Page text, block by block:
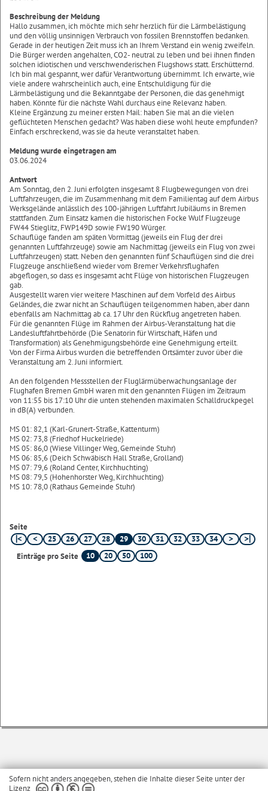
Beschreibung der Meldung
Hallo zusammen, ich möchte mich sehr herzlich für die Lärmbelästigung
und den völlig unsinnigen Verbrauch von fossilen Brennstoffen bedanken.
Gerade in der heutigen Zeit muss ich an Ihrem Verstand ein wenig zweifeln.
Die Bürger werden angehalten, CO2- neutral zu leben und bei ihnen finden
solchen idiotischen und verschwenderischen Flugshows statt. Erschütternd.
Ich bin mal gespannt, wer dafür Verantwortung übernimmt. Ich erwarte, wie
viele andere wahrscheinlich auch, eine Entschuldigung für die
Lärmbelästigung und die Bekanntgabe der Personen, die das genehmigt
haben. Könnte für die nächste Wahl durchaus eine Relevanz haben.
Kleine Ergänzung zu meiner ersten Mail: haben Sie mal an die vielen
geflüchteten Menschen gedacht? Was haben diese wohl heute empfunden?
Einfach erschreckend, was sie da heute veranstaltet haben.
Meldung wurde eingetragen am
03.06.2024
Antwort
Am Sonntag, den 2. Juni erfolgten insgesamt 8 Flugbewegungen von drei
Luftfahrzeugen, die im Zusammenhang mit dem Familientag auf dem Airbus
Werksgelände anlässlich des 100-jährigen Luftfahrt Jubiläums in Bremen
stattfanden. Zum Einsatz kamen die historischen Focke Wulf Flugzeuge
FW44 Stieglitz, FWP149D sowie FW190 Würger.
Schauflüge fanden am späten Vormittag (jeweils ein Flug der drei
genannten Luftfahrzeuge) sowie am Nachmittag (jeweils ein Flug von zwei
Luftfahrzeugen) statt. Neben den genannten fünf Schauflügen sind die drei
Flugzeuge anschließend wieder vom Bremer Verkehrsflughafen
abgeflogen, so dass es insgesamt acht Flüge von historischen Flugzeugen
gab.
Ausgestellt waren vier weitere Maschinen auf dem Vorfeld des Airbus
Geländes, die zwar nicht an Schauflügen teilgenommen haben, aber dann
ebenfalls am Nachmittag ab ca. 17 Uhr den Rückflug angetreten haben.
Für die genannten Flüge im Rahmen der Airbus-Veranstaltung hat die
Landesluftfahrtbehörde (Die Senatorin für Wirtschaft, Häfen und
Transformation) als Genehmigungsbehörde eine Genehmigung erteilt.
Von der Firma Airbus wurden die betreffenden Ortsämter zuvor über die
Veranstaltung am 2. Juni informiert.
An den folgenden Messstellen der Fluglärmüberwachungsanlage der
Flughafen Bremen GmbH waren mit den genannten Flügen im Zeitraum
von 11:55 bis 17:10 Uhr die unten stehenden maximalen Schalldruckpegel
in dB(A) verbunden.
MS 01: 82,1 (Karl-Grunert-Straße, Kattenturm)
MS 02: 73,8 (Friedhof Huckelriede)
MS 05: 86,0 (Wiese Villinger Weg, Gemeinde Stuhr)
MS 06: 85,6 (Deich Schwäbisch Hall Straße, Grolland)
MS 07: 79,6 (Roland Center, Kirchhuchting)
MS 08: 79,5 (Hohenhorster Weg, Kirchhuchting)
MS 10: 78,0 (Rathaus Gemeinde Stuhr)
Seite
25
26 27 28 29 30 31 32 33
34
Einträge pro Seite
10 20 50 100
Sofern nicht anders angegeben, stehen die Inhalte dieser Seite unter der
Lizenz